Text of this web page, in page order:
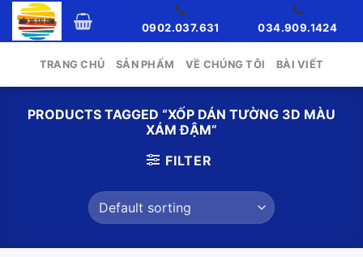
Skip
0902.037.631 034.909.1424
TRANG CHỦ SẢN PHẨM VỀ CHÚNG TÔI BÀI VIẾT
PRODUCTS TAGGED “XỐP DÁN TƯỜNG 3D MÀU
XÁM ĐẬM”
FILTER